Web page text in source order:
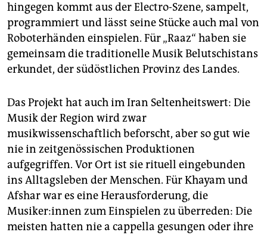
hingegen kommt aus der Electro-Szene, sampelt,
programmiert und lässt seine Stücke auch mal von
Roboterhänden einspielen. Für „Raaz“ haben sie
gemeinsam die traditionelle Musik Belutschistans
erkundet, der südöstlichen Provinz des Landes.
Das Projekt hat auch im Iran Seltenheitswert: Die
Musik der Region wird zwar
musikwissenschaftlich beforscht, aber so gut wie
nie in zeitgenössischen Produktionen
aufgegriffen. Vor Ort ist sie rituell eingebunden
ins Alltagsleben der Menschen. Für Khayam und
Afshar war es eine Herausforderung, die
Musiker:innen zum Einspielen zu überreden: Die
meisten hatten nie a cappella gesungen oder ihre